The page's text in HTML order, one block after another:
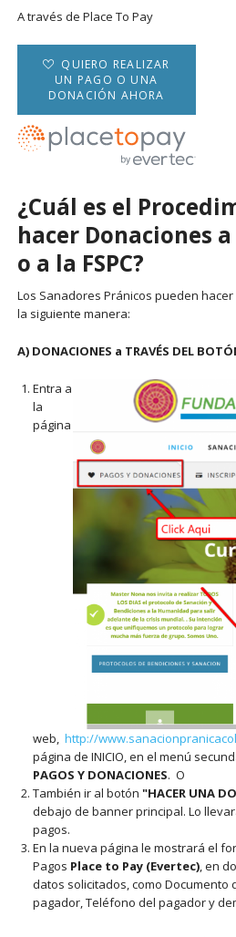
A través de Place To Pay
QUIERO REALIZAR
UN PAGO O UNA
DONACIÓN AHORA
¿Cuál es el
hacer Donaciones
o a la FSPC?
Los Sanadores Pránicos pueden hacer
la siguiente manera:
A) DONACIONES a TRAVÉS DEL
Entra a
la
página
web, http://
página de INICIO, en el menú
PAGOS Y DONACIONES. O
También ir al botón "HACER UNA
debajo de banner principal. Lo
pagos.
En la nueva página le mostrará el
Pagos Place to Pay (Evertec), en
datos solicitados, como Documento
pagador, Teléfono del pagador y